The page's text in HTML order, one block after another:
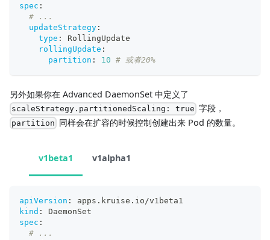
spec :
# ...
updateStrategy :
type :
RollingUpdate
rollingUpdate :
partition : 10 # 或者20%
另外如果你在 Advanced DaemonSet 中定义了
scaleStrategy.partitionedScaling: true 字段，
partition 同样会在扩容的时候控制创建出来 Pod 的数量。
v1beta1 v1alpha1
apiVersion :
apps.kruise.io/v1beta1
kind :
DaemonSet
spec :
# ...